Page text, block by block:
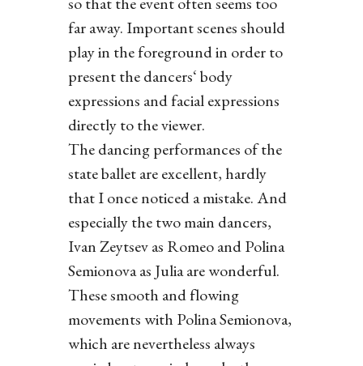
far away. Important scenes should
play in the foreground in order to
present the dancers‘ body
expressions and facial expressions
directly to the viewer.
The dancing performances of the
state ballet are excellent, hardly
that I once noticed a mistake. And
especially the two main dancers,
Ivan Zeytsev as Romeo and Polina
Semionova as Julia are wonderful.
These smooth and flowing
movements with Polina Semionova,
which are nevertheless always